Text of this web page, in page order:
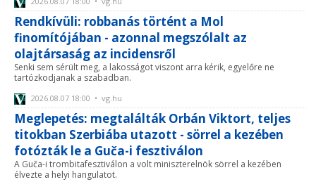
Rendkívüli: robbanás történt a Mol
finomítójában - azonnal megszólalt az
olajtársaság az incidensről
Senki sem sérült meg, a lakosságot viszont arra kérik, egyelőre ne
tartózkodjanak a szabadban.
2026.08.07 18:00 • vg.hu
Meglepetés: megtalálták Orbán Viktort, teljes
titokban Szerbiába utazott - sörrel a kezében
fotózták le a Guča-i fesztiválon
A Guča-i trombitafesztiválon a volt miniszterelnök sörrel a kezében
élvezte a helyi hangulatot.